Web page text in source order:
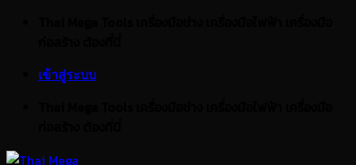
เข้าสู่ระบบ